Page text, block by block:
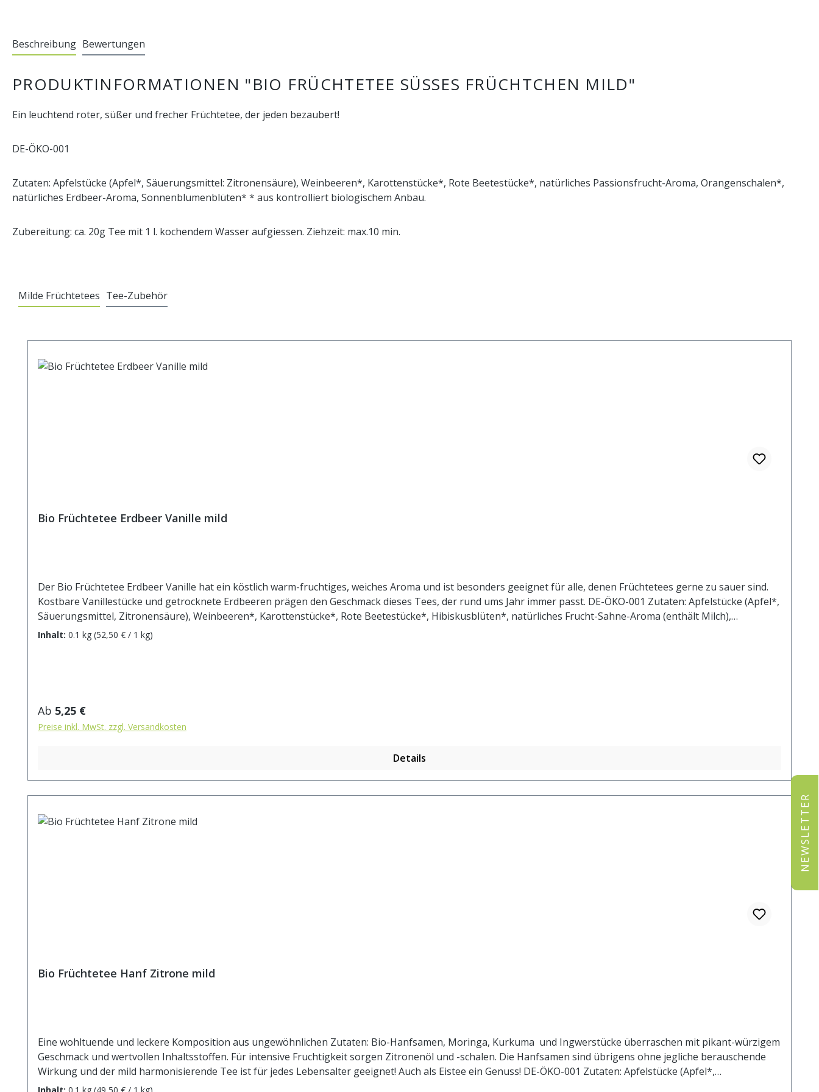
Beschreibung Bewertungen
PRODUKTINFORMATIONEN "BIO FRÜCHTETEE SÜSSES FRÜCHTCHEN MILD"
Ein leuchtend roter, süßer und frecher Früchtetee, der jeden bezaubert!
DE-ÖKO-001
Zutaten: Apfelstücke (Apfel*, Säuerungsmittel: Zitronensäure), Weinbeeren*, Karottenstücke*, Rote Beetestücke*, natürliches Passionsfrucht-Aroma, Orangenschalen*,
natürliches Erdbeer-Aroma, Sonnenblumenblüten* * aus kontrolliert biologischem Anbau.
Zubereitung: ca. 20g Tee mit 1 l. kochendem Wasser aufgiessen. Ziehzeit: max.10 min.
Milde Früchtetees Tee-Zubehör
Bio Früchtetee Erdbeer Vanille mild
Der Bio Früchtetee Erdbeer Vanille hat ein köstlich warm-fruchtiges, weiches Aroma und ist besonders geeignet für alle, denen Früchtetees gerne zu sauer sind.
Kostbare Vanillestücke und getrocknete Erdbeeren prägen den Geschmack dieses Tees, der rund ums Jahr immer passt. DE-ÖKO-001 Zutaten: Apfelstücke (Apfel*,
Säuerungsmittel, Zitronensäure), Weinbeeren*, Karottenstücke*, Rote Beetestücke*, Hibiskusblüten*, natürliches Frucht-Sahne-Aroma (enthält Milch),
Erdbeerstücke* (1%), Vanillestücke* (0,5%). * aus kontrolliert biologischem Anbau. Zubereitung: ca. 20g Tee mit 1 l. kochendem Wasser aufgiessen. Ziehzeit:
max.10 min.
Inhalt: 0.1 kg (52,50 € / 1 kg)
Regulärer Preis:
Ab 5,25 €
Preise inkl. MwSt. zzgl. Versandkosten
Details
Bio Früchtetee Hanf Zitrone mild
Eine wohltuende und leckere Komposition aus ungewöhnlichen Zutaten: Bio-Hanfsamen, Moringa, Kurkuma und Ingwerstücke überraschen mit pikant-würzigem
Geschmack und wertvollen Inhaltsstoffen. Für intensive Fruchtigkeit sorgen Zitronenöl und -schalen. Die Hanfsamen sind übrigens ohne jegliche berauschende
Wirkung und der mild harmonisierende Tee ist für jedes Lebensalter geeignet! Auch als Eistee ein Genuss! DE-ÖKO-001 Zutaten: Apfelstücke (Apfel*,
Säuerungsmittel: Zitronensäure), Karottenstücke*, Kurkuma*, Ingwerstücke*, Lemongras*, Moringablätter*, Hanfsamen* (4%), Zitronenöl* (3,5%),
Inhalt: 0.1 kg (49,50 € / 1 kg)
NEWSLETTER